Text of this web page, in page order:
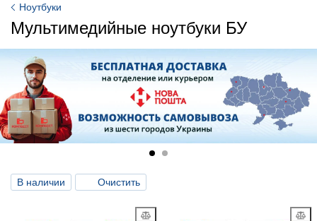
Ноутбуки
Мультимедийные ноутбуки БУ
В наличии Очистить